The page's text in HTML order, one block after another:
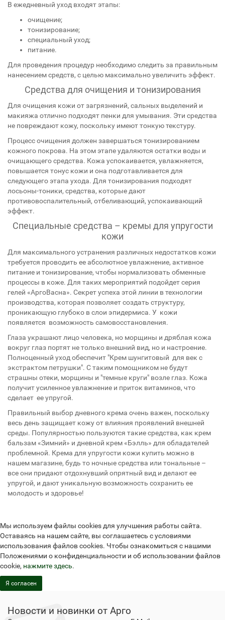
В ежедневный уход входят этапы:
очищение;
тонизирование;
специальный уход;
питание.
Для проведения процедур необходимо следить за правильным
нанесением средств, с целью максимально увеличить эффект.
Средства для очищения и тонизирования
Для очищения кожи от загрязнений, сальных выделений и
макияжа отлично подходят пенки для умывания. Эти средства
не повреждают кожу, поскольку имеют тонкую текстуру.
Процесс очищения должен завершаться тонизированием
кожного покрова. На этом этапе удаляются остатки воды и
очищающего средства. Кожа успокаивается, увлажняется,
повышается тонус кожи и она подготавливается для
следующего этапа ухода. Для тонизирования подходят
лосьоны-тоники, средства, которые дают
противовоспалительный, отбеливающий, успокаивающий
эффект.
Специальные средства – кремы для упругости
кожи
Для максимального устранения различных недостатков кожи
требуется проводить ее абсолютное увлажнение, активное
питание и тонизирование, чтобы нормализовать обменные
процессы в коже. Для таких мероприятий подойдет серия
гелей «АргоВасна». Секрет успеха этой линии в технологии
производства, которая позволяет создать структуру,
проникающую глубоко в слои эпидермиса. У кожи
появляется возможность самовосстановления.
Глаза украшают лицо человека, но морщины и дряблая кожа
вокруг глаз портят не только внешний вид, но и настроение.
Полноценный уход обеспечит "Крем шунгитовый для век с
экстрактом петрушки". С таким помощником не будут
страшны отеки, морщины и "темные круги" возле глаз. Кожа
получит усиленное увлажнение и приток витаминов, что
сделает ее упругой.
Правильный выбор дневного крема очень важен, поскольку
весь день защищает кожу от влияния проявлений внешней
среды. Популярностью пользуются такие средства, как крем
бальзам «Зимний» и дневной крем «Бэлль» для обладателей
проблемной. Крема для упругости кожи купить можно в
нашем магазине, будь то ночные средства или тональные –
все они придают отдохнувший опрятный вид и делают ее
упругой, и дают уникальную возможность сохранить ее
молодость и здоровье!
Мы используем файлы cookies для улучшения работы сайта.
Оставаясь на нашем сайте, вы соглашаетесь с условиями
использования файлов cookies. Чтобы ознакомиться с нашими
Положениями о конфиденциальности и об использовании файлов
cookie, нажмите здесь.
Я согласен
Новости и новинки от Арго